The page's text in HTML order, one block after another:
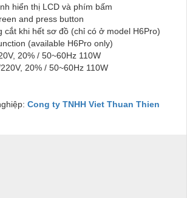
hiển thị LCD và phím bấm
and press button
cắt khi hết sơ đồ (chỉ có ở model H6Pro)
(available H6Pro only)
20% / 50~60Hz 110W
20% / 50~60Hz 110W
Cong ty TNHH Viet Thuan Thien